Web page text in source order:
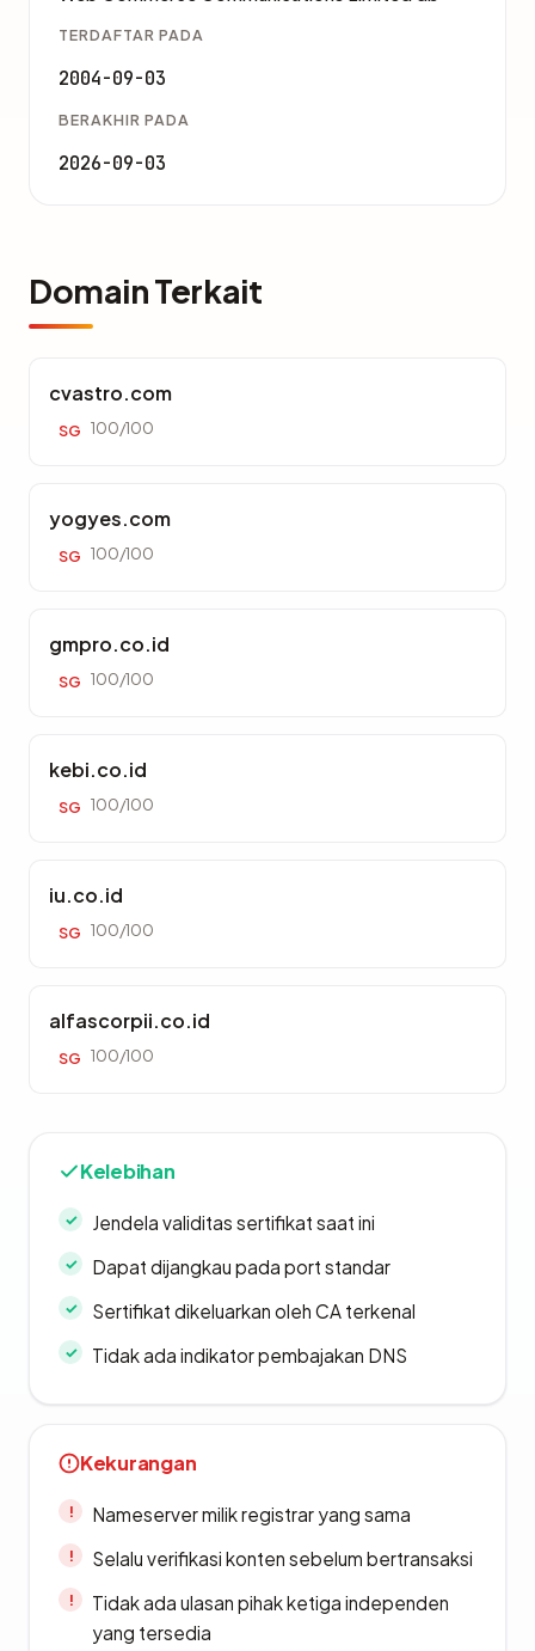
TERDAFTAR PADA
2004-09-03
BERAKHIR PADA
2026-09-03
Domain Terkait
cvastro.com
SG 100/100
yogyes.com
SG 100/100
gmpro.co.id
SG 100/100
kebi.co.id
SG 100/100
iu.co.id
SG 100/100
alfascorpii.co.id
SG 100/100
Kelebihan
Jendela validitas sertifikat saat ini
Dapat dijangkau pada port standar
Sertifikat dikeluarkan oleh CA terkenal
Tidak ada indikator pembajakan DNS
Kekurangan
Nameserver milik registrar yang sama
Selalu verifikasi konten sebelum bertransaksi
Tidak ada ulasan pihak ketiga independen
yang tersedia